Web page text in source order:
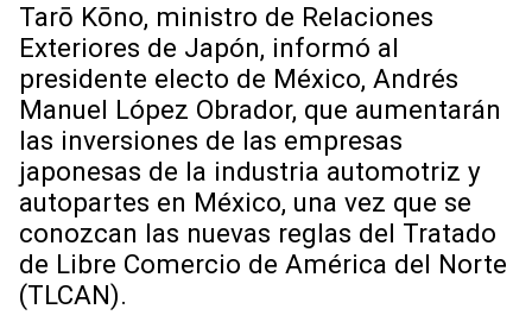
Tarō Kōno, ministro de Relaciones
Exteriores de Japón, informó al
presidente electo de México, Andrés
Manuel López Obrador, que aumentarán
las inversiones de las empresas
japonesas de la industria automotriz y
autopartes en México, una vez que se
conozcan las nuevas reglas del Tratado
de Libre Comercio de América del Norte
(TLCAN).